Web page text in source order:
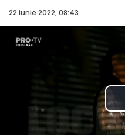
22 iunie 2022, 08:43